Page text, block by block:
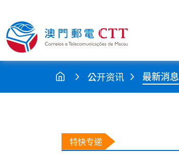
公开资讯 最新消息
特快专递